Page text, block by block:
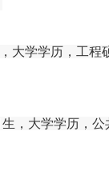
大学学历，工
生，大学学历，